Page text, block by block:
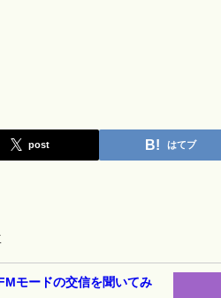
post はてブ
モードの交信を聞いてみ